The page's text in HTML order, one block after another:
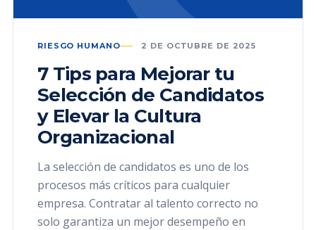
RIESGO HUMANO 2 DE OCTUBRE DE 2025
7 Tips para Mejorar tu
Selección de Candidatos
y Elevar la Cultura
Organizacional
La selección de candidatos es uno de los
procesos más críticos para cualquier
empresa. Contratar al talento correcto no
solo garantiza un mejor desempeño en